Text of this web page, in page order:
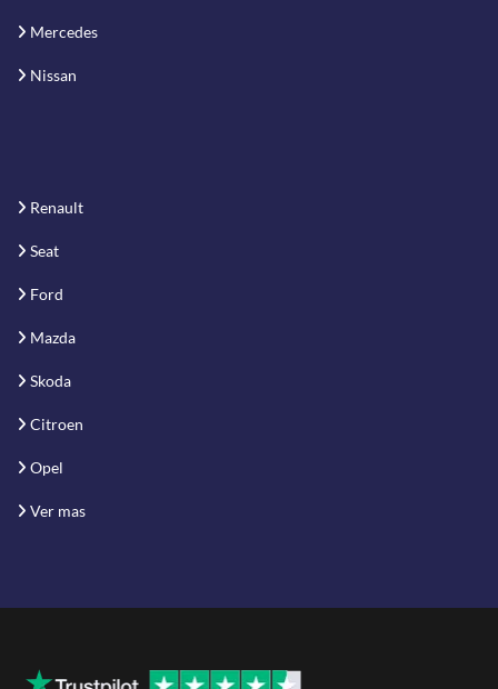
Mercedes
Nissan
Renault
Seat
Ford
Mazda
Skoda
Citroen
Opel
Ver mas